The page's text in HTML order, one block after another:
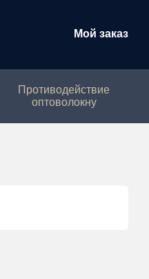
Мой заказ
Противодействие
оптоволокну